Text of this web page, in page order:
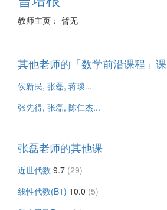
教师主页： 暂无
其他老师的「数学前沿课程」课
侯新民, 张磊, 蒋琰...
张先得, 张磊, 陈仁杰...
张磊老师的其他课
近世代数 9.7 (29)
线性代数(B1) 10.0 (5)